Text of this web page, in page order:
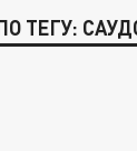
ТЕГУ: